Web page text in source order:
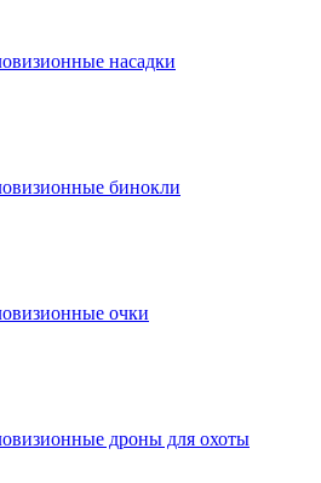
насадки
бинокли
очки
дроны для охоты